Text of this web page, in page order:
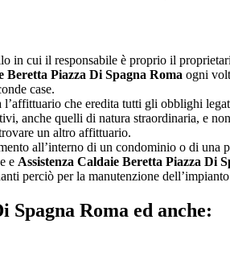
cui il responsabile è proprio il
Beretta Piazza Di Spagna Roma ogni
case.
che eredita tutti gli obblighi
anche quelli di natura straordinaria, e
un altro affittuario.
all’interno di un condominio o di una
e Assistenza Caldaie Beretta Piazza Di
perciò per la manutenzione
Spagna Roma ed anche: